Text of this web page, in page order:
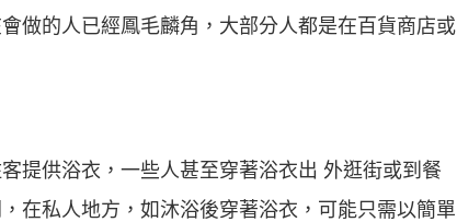
做的人已經鳳毛麟角，大部分人都是在百貨商店或
提供浴衣，一些人甚至穿著浴衣出 外逛街或到餐
在私人地方，如沐浴後穿著浴衣，可能只需以簡單